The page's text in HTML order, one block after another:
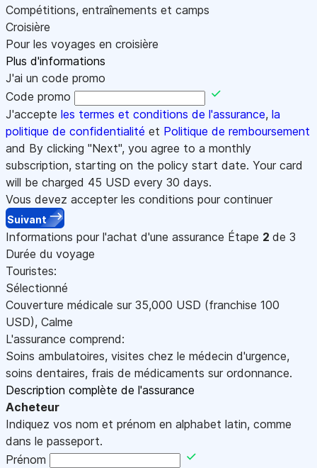
Compétitions, entraînements et camps
Croisière
Pour les voyages en croisière
Plus d'informations
J'ai un code promo
Code promo
J'accepte les termes et conditions de l'assurance, la
politique de confidentialité et Politique de remboursement
and By clicking "Next", you agree to a monthly
subscription, starting on the policy start date. Your card
will be charged 45 USD every 30 days.
Vous devez accepter les conditions pour continuer
Suivant
Informations pour l'achat d'une assurance Étape 2 de 3
Durée du voyage
Touristes:
Sélectionné
Couverture médicale sur 35,000 USD (franchise 100
USD), Calme
L'assurance comprend:
Soins ambulatoires, visites chez le médecin d'urgence,
soins dentaires, frais de médicaments sur ordonnance.
Description complète de l'assurance
Acheteur
Indiquez vos nom et prénom en alphabet latin, comme
dans le passeport.
Prénom